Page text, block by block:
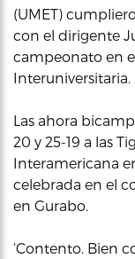
(UMET)
con el dirigente
campeonato en
Interuniversitaria.
Las ahora
20 y 25-19 a las
Interamericana
celebrada en el
en Gurabo.
‘Contento. Bien